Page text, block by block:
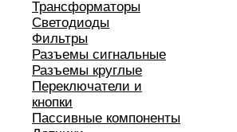
Трансформаторы
Светодиоды
Фильтры
Разъемы сигнальные
Разъемы круглые
Переключатели и
кнопки
Пассивные компоненты